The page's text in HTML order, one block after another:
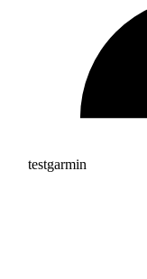
testgarmin